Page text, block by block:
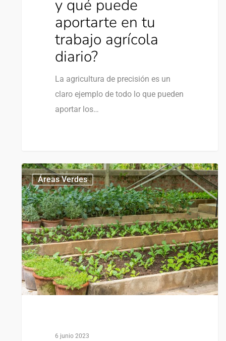
y qué puede
aportarte en tu
trabajo agrícola
diario?
La agricultura de precisión es un
claro ejemplo de todo lo que pueden
aportar los…
Áreas Verdes
6 junio 2023
1